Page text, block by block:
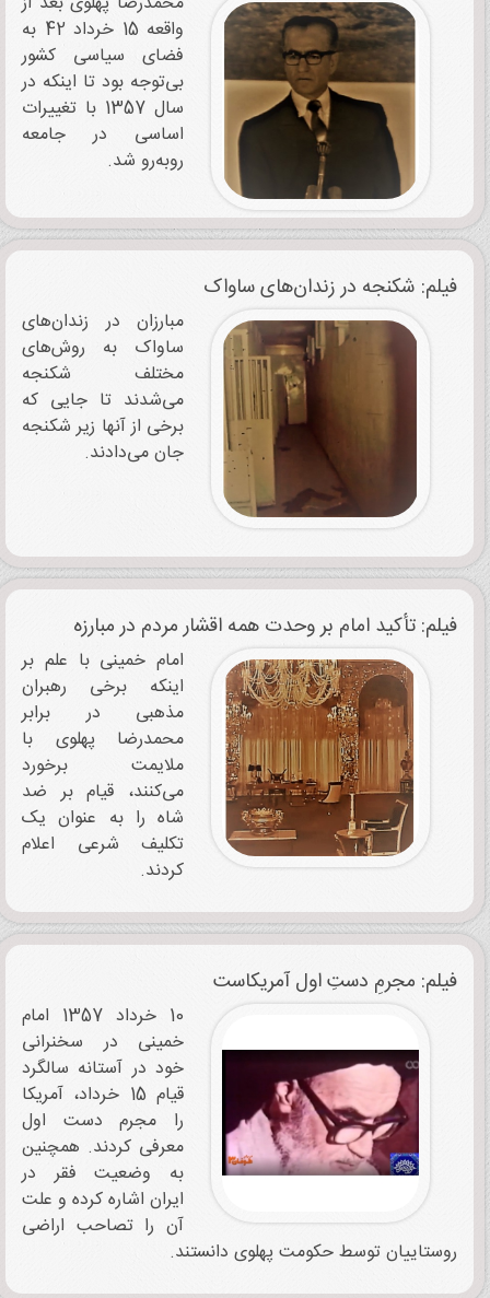
واقعه 15 خرداد 42 به
فضای سیاسی کشور
بی‌توجه بود تا اینکه در
سال 1357 با تغییرات
اساسی در جامعه
روبه‌رو شد.
فیلم: شکنجه در زندان‌های ساواک
مبارزان در زندان‌های
ساواک به روش‌های
مختلف شکنجه
می‌شدند تا جایی که
برخی از آنها زیر شکنجه
جان می‌دادند.
فیلم: تأکید امام بر وحدت همه اقشار مردم در مبارزه
امام خمینی با علم بر
اینکه برخی رهبران
مذهبی در برابر
محمدرضا پهلوی با
ملایمت برخورد
می‌کنند، قیام بر ضد
شاه را به عنوان یک
تکلیف شرعی اعلام
کردند.
فیلم: مجرمِ دستِ اول آمریکاست
10 خرداد 1357 امام
خمینی در سخنرانی
خود در آستانه سالگرد
قیام 15 خرداد، آمریکا
را مجرم دست اول
معرفی کردند. همچنین
به وضعیت فقر در
ایران اشاره کرده و علت
آن را تصاحب اراضی
روستاییان توسط حکومت پهلوی دانستند.